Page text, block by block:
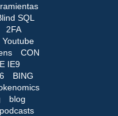
SQL
2FA
Youtube
CON
IE9
BING
blog
podcasts